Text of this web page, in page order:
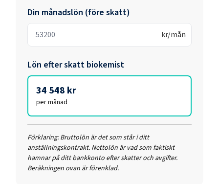
Din månadslön (före skatt)
kr/mån
Lön efter skatt biokemist
34 548 kr
per månad
Förklaring: Bruttolön är det som står i ditt
anställningskontrakt. Nettolön är vad som faktiskt
hamnar på ditt bankkonto efter skatter och avgifter.
Beräkningen ovan är förenklad.